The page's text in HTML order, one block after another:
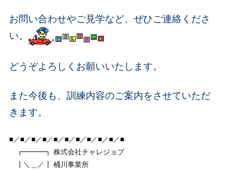
お問い合わせやご見学など、ぜひご連絡くださ
い。
どうぞよろしくお願いいたします。
また今後も、訓練内容のご案内をさせていただ
きます。
■／■／■／■／■／■／■／■／■／■／■
┏━━━┓ 株式会社チャレジョブ
┃＼＿／┃ 桶川事業所